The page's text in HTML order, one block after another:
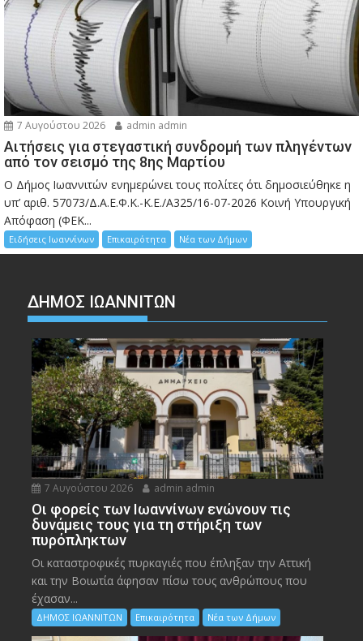
7 Αυγούστου 2026 admin admin
Αιτήσεις για στεγαστική συνδρομή των πληγέντων
από τον σεισμό της 8ης Μαρτίου
Ο Δήμος Ιωαννιτών ενημερώνει τους πολίτες ότι δημοσιεύθηκε η
υπ’ αριθ. 57073/Δ.Α.Ε.Φ.Κ.-Κ.Ε./Α325/16-07-2026 Κοινή Υπουργική
Απόφαση (ΦΕΚ...
Ειδήσεις Ιωαννίνων Επικαιρότητα Νέα των Δήμων
ΔΗΜΟΣ ΙΩΑΝΝΙΤΩΝ
7 Αυγούστου 2026 admin admin
Οι φορείς των Ιωαννίνων ενώνουν τις
δυνάμεις τους για τη στήριξη των
πυρόπληκτων
Οι καταστροφικές πυρκαγιές που έπληξαν την Αττική
και την Bοιωτία άφησαν πίσω τους ανθρώπους που
έχασαν...
ΔΗΜΟΣ ΙΩΑΝΝΙΤΩΝ Επικαιρότητα Νέα των Δήμων